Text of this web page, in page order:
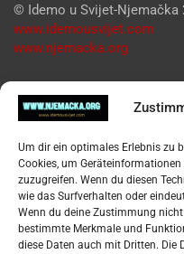
Um dir ein optimales Erlebnis zu
Cookies, um
zuzugreifen. Wenn du diesen
wie das Surfverhalten oder
Wenn du deine Zustimmung
bestimmte Merkmale und
diese Daten auch mit Dritten. Die
© Idemo u Svijet-Njemačka
www.idemousvijet.com
www.njemacka.org
Pregled
Datenschutzerklärung
Widerufsbelehrung
Oglašavanje / Postavite
Tko je “Idemo u